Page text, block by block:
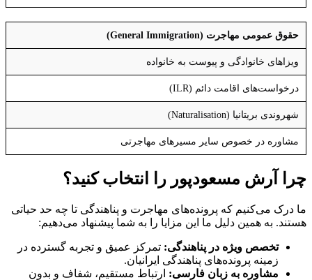
حقوق عمومی مهاجرت (General Immigration)
ویزاهای خانوادگی و پیوست به خانواده
درخواست‌های اقامت دائم (ILR)
شهروندی بریتانیا (Naturalisation)
مشاوره در خصوص سایر مسیرهای مهاجرتی
چرا آرش مسعودپور را انتخاب کنید؟
ما درک می‌کنیم که پرونده‌های مهاجرت و پناهندگی تا چه حد حیاتی
هستند. به همین دلیل ما این مزایا را به شما پیشنهاد می‌دهیم:
تخصص ویژه در پناهندگی:تمرکز عمیق و تجربه گسترده در
زمینه پرونده‌های پناهندگی ایرانیان.
مشاوره به زبان فارسی:ارتباط مستقیم، شفاف و بدون